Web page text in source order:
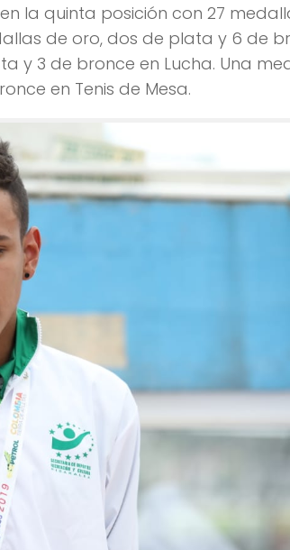
la quinta posición con 27
de oro, dos de plata y 6 de
y 3 de bronce en Lucha. Una
en Tenis de Mesa.